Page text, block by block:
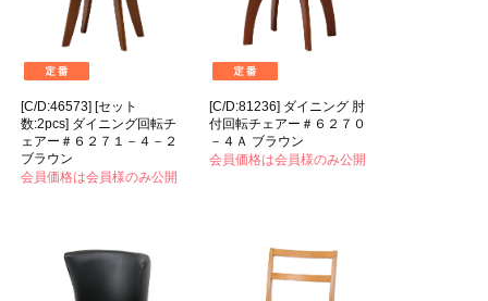
[C/D:46573] [セット
数:2pcs] ダイニング回転チ
ェアー＃６２７１－４－２
ブラウン
会員価格は会員様のみ公開
[C/D:81236] ダイニング 肘
付回転チェアー＃６２７０
－４Ａ ブラウン
会員価格は会員様のみ公開